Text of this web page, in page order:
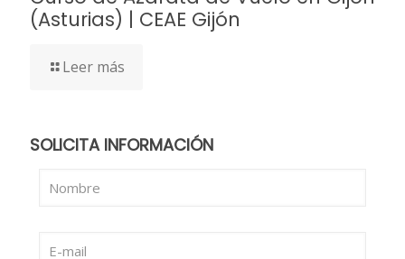
(Asturias) | CEAE Gijón
Leer más
SOLICITA INFORMACIÓN